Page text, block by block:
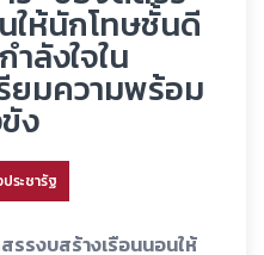
ให้นักโทษชั้นดี
ลังใจใน
ยมความพร้อม
ง
ระชารัฐ
รรงบสร้างเรือนนอนให้